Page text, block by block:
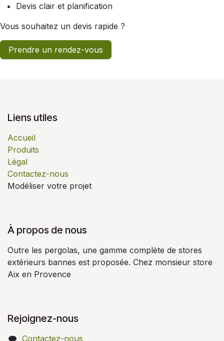
Devis clair et planification
Vous souhaitez un devis rapide ?
Prendre un rendez-vous
Liens utiles
Accueil
Produits
Légal
Contactez-nous
Modéliser votre projet
À propos de nous
Outre les pergolas, une gamme complète de stores
extérieurs bannes est proposée. Chez monsieur store
Aix en Provence
Rejoignez-nous
Contactez-nous